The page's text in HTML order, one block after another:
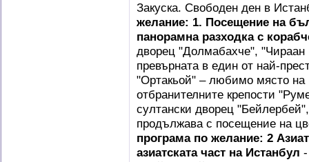
Закуска. Свободен ден в
желание: 1. Посещение на
панорамна разходка с
дворец "Долмабахче",
превърната в един от най-
"Ортакьой" – любимо място на
отбранителните крепости
султански дворец
продължава с посещение на
програма по желание: 2
азиатската част на Истанбул